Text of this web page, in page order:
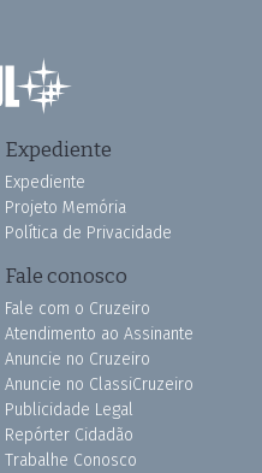
Expediente
Expediente
Projeto Memória
Política de Privacidade
Fale conosco
Fale com o Cruzeiro
Atendimento ao Assinante
Anuncie no Cruzeiro
Anuncie no ClassiCruzeiro
Publicidade Legal
Repórter Cidadão
Trabalhe Conosco